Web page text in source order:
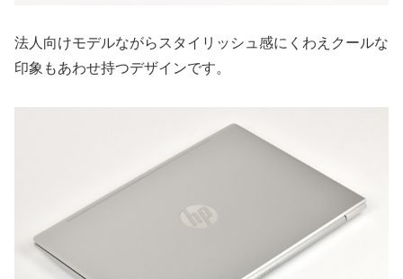
法人向けモデルながらスタイリッシュ感にくわえクールな
印象もあわせ持つデザインです。